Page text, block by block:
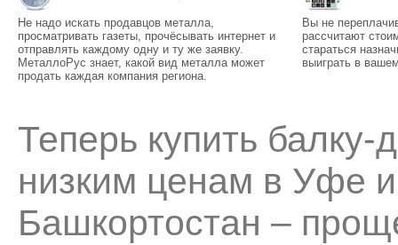
Не надо искать продавцов металла,
просматривать газеты, прочёсывать интернет и
отправлять каждому одну и ту же заявку.
МеталлоРус знает, какой вид металла может
продать каждая компания региона.
Вы не
рассчитают
стараться
выиграть в
Теперь купить
низким ценам в Уфе
Башкортостан –